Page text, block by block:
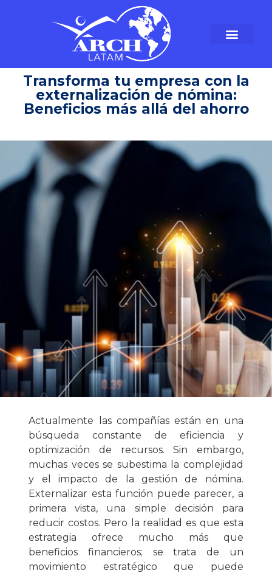
Transforma tu empresa con la
externalización de nómina:
Beneficios más allá del ahorro
Actualmente las compañías están en una
búsqueda constante de eficiencia y
optimización de recursos. Sin embargo,
muchas veces se subestima la complejidad
y el impacto de la gestión de nómina.
Externalizar esta función puede parecer, a
primera vista, una simple decisión para
reducir costos. Pero la realidad es que esta
estrategia ofrece mucho más que
beneficios financieros; se trata de un
movimiento estratégico que puede